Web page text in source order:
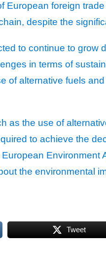
European foreign
despite the
to continue to
in terms of
of alternative fuels
as the use of
to achieve the
the environmental
Tweet